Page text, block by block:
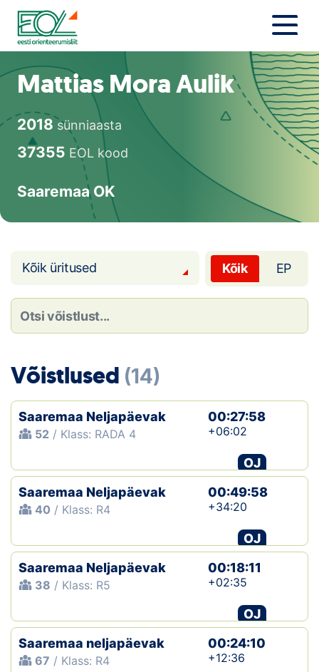
Liigu
sisu
juurde
Uudised
Orienteerujale
Eesti Orienteerumine 100!
Toetamine
Loha
Galerii
Kalender
Tule klubisse!
Tulemused
Dokumendid
Klubid
Mattias Mora Aulik
2018sünniaasta
37355 EOL kood
Saaremaa OK
Kõik üritused Kõik EP
Võistlused (14)
Saaremaa Neljapäevak
52 / Klass: RADA 4
00:27:58
+06:02
OJ
Saaremaa Neljapäevak
40 / Klass: R4
00:49:58
+34:20
OJ
Saaremaa Neljapäevak
38 / Klass: R5
00:18:11
+02:35
OJ
Saaremaa neljapäevak
67 / Klass: R4
00:24:10
+12:36